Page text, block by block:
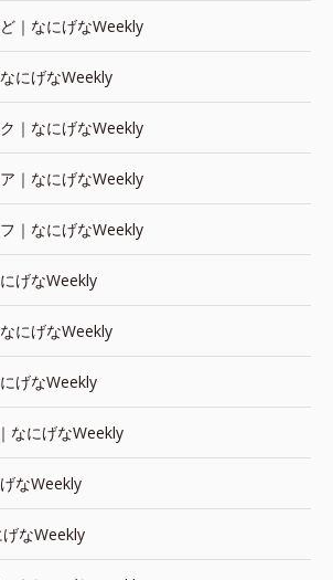
｜なにげなWeekly
にげなWeekly
｜なにげなWeekly
｜なにげなWeekly
｜なにげなWeekly
げなWeekly
にげなWeekly
げなWeekly
なにげなWeekly
なWeekly
なWeekly